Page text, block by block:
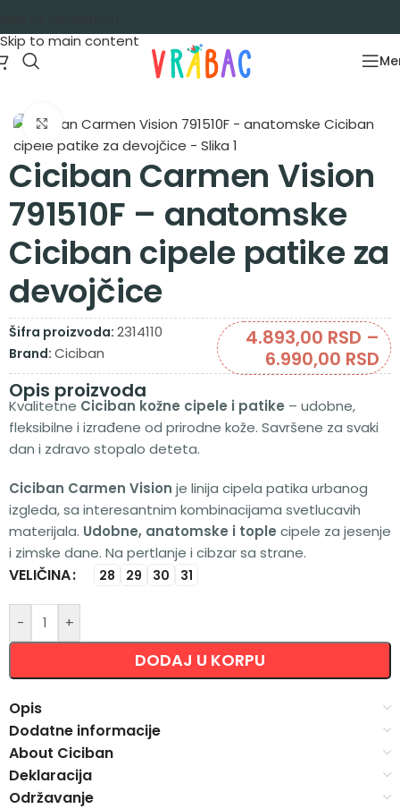
Skip to main content
Zumiraj sliku
Ciciban Carmen Vision
791510F – anatomske
Ciciban cipele patike za
devojčice
Šifra proizvoda: 2314110
Brand: Ciciban
4.893,00 RSD –
6.990,00 RSD
Opis proizvoda
Kvalitetne Ciciban kožne cipele i patike – udobne,
fleksibilne i izrađene od prirodne kože. Savršene za svaki
dan i zdravo stopalo deteta.
Ciciban Carmen Vision je linija cipela patika urbanog
izgleda, sa interesantnim kombinacijama svetlucavih
materijala. Udobne, anatomske i tople cipele za jesenje
i zimske dane. Na pertlanje i cibzar sa strane.
VELIČINA 28 29 30 31
- +
DODAJ U KORPU
Alternative:
Opis
Dodatne informacije
About Ciciban
Deklaracija
Održavanje